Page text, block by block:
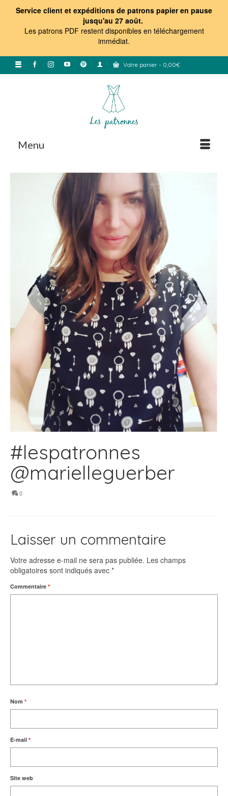
Service client et expéditions de patrons papier en pause
jusqu'au 27 août.
Les patrons PDF restent disponibles en téléchargement
immédiat.
Votre panier - 0,00€
Menu
#lespatronnes
@marielleguerber
0
Laisser un commentaire
Votre adresse e-mail ne sera pas publiée. Les champs
obligatoires sont indiqués avec *
Commentaire *
Nom *
E-mail *
Site web